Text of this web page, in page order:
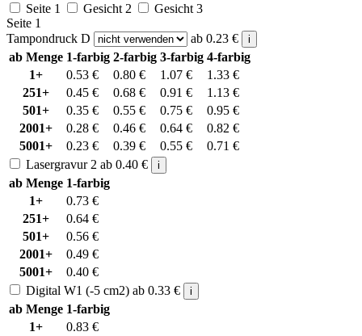
Seite 1
Gesicht 2
Gesicht 3
Seite 1
Tampondruck D
ab 0.23 € i
ab Menge 1-farbig 2-farbig 3-farbig 4-farbig
1+
0.53 € 0.80 € 1.07 € 1.33 €
251+
0.45 € 0.68 € 0.91 € 1.13 €
501+
0.35 € 0.55 € 0.75 € 0.95 €
2001+
0.28 € 0.46 € 0.64 € 0.82 €
5001+
0.23 € 0.39 € 0.55 € 0.71 €
Lasergravur 2 ab 0.40 € i
ab Menge 1-farbig
1+
0.73 €
251+
0.64 €
501+
0.56 €
2001+
0.49 €
5001+
0.40 €
Digital W1 (-5 cm2) ab 0.33 € i
ab Menge 1-farbig
1+
0.83 €